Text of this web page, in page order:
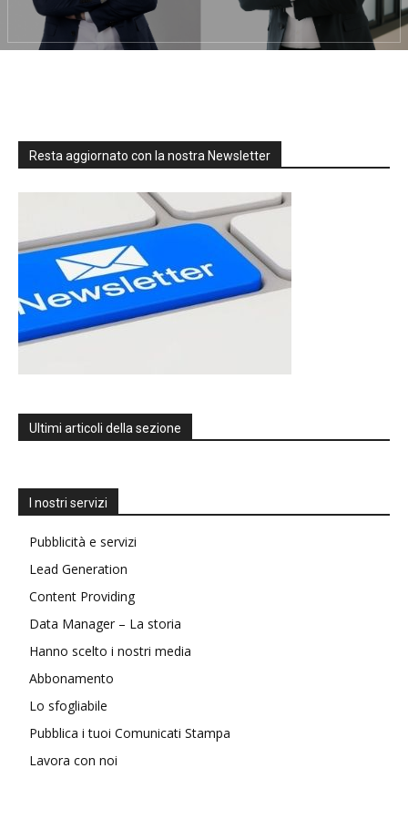
Resta aggiornato con la nostra Newsletter
Ultimi articoli della sezione
I nostri servizi
Pubblicità e servizi
Lead Generation
Content Providing
Data Manager – La storia
Hanno scelto i nostri media
Abbonamento
Lo sfogliabile
Pubblica i tuoi Comunicati Stampa
Lavora con noi